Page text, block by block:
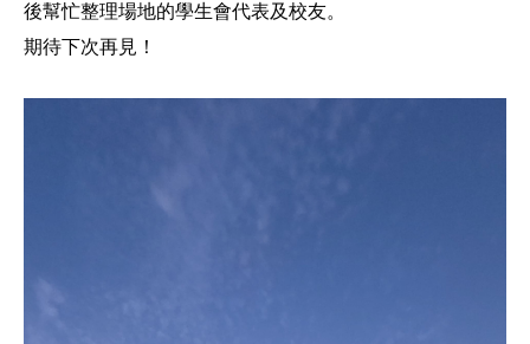
後幫忙整理場地的學生會代表及校友。
期待下次再見！